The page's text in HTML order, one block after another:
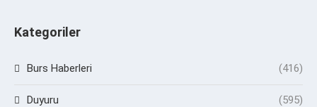
Kategoriler
Burs Haberleri (416)
Duyuru (595)